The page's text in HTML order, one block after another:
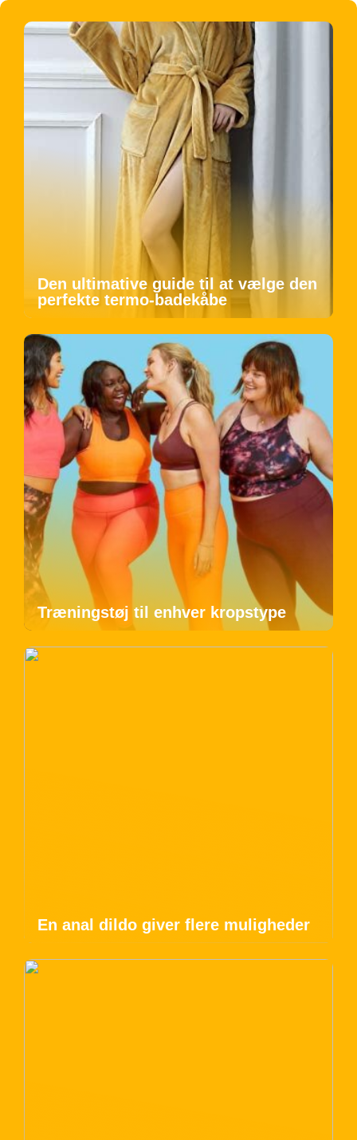
Den ultimative guide til at vælge den
perfekte termo-badekåbe
Træningstøj til enhver kropstype
En anal dildo giver flere muligheder